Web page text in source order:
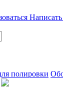
полировки